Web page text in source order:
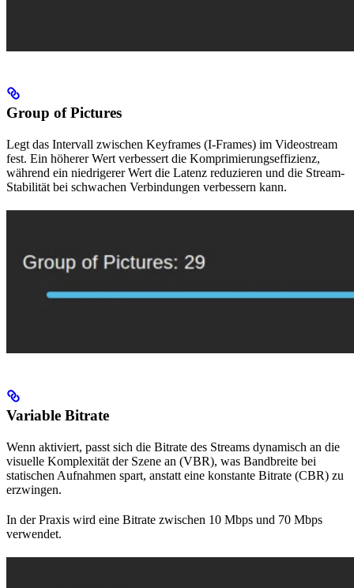
Group of Pictures
Legt das Intervall zwischen Keyframes (I-Frames) im Videostream
fest. Ein höherer Wert verbessert die Komprimierungseffizienz,
während ein niedrigerer Wert die Latenz reduzieren und die Stream-
Stabilität bei schwachen Verbindungen verbessern kann.
Variable Bitrate
Wenn aktiviert, passt sich die Bitrate des Streams dynamisch an die
visuelle Komplexität der Szene an (VBR), was Bandbreite bei
statischen Aufnahmen spart, anstatt eine konstante Bitrate (CBR) zu
erzwingen.
In der Praxis wird eine Bitrate zwischen 10 Mbps und 70 Mbps
verwendet.